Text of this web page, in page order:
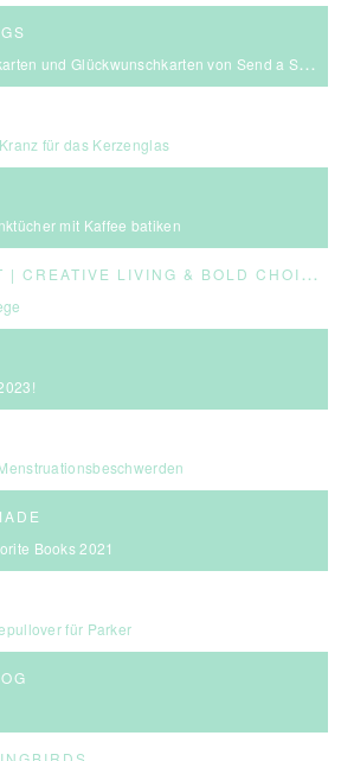
und Glückwunschkarten von Send a Smile
für das Kerzenglas
mit Kaffee batiken
T
WEED & GREET | CREATIVE LIVING & BOLD CHOICES
Books 2021
für Parker